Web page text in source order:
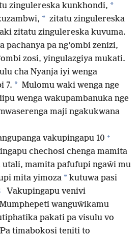
zingulereska kunkhondi, *
* zitatu zingulereska
zitatu zingulereska kuvuma.
pachanya pa ng’ombi zenizi,
zosi, yingulazgiya mukati.
cha Nyanja iyi wenga
7. * Mulomu waki wenga nge
wenga wakupambanuka nge
maji ngakukwana
vakupingapu 10 +
chechosi chenga mamita
utali, mamita pafufupi ngaŵi mu
mita yimoza * kutuwa pasi
Vakupingapu venivi
wanguŵikamu
pakati pa visulu vo
Pa timabokosi teniti to